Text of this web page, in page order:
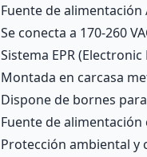
Fuente de alimentación
Se conecta a 170-260
Sistema EPR
Montada en carcasa
Dispone de bornes para
Fuente de
Protección ambiental y